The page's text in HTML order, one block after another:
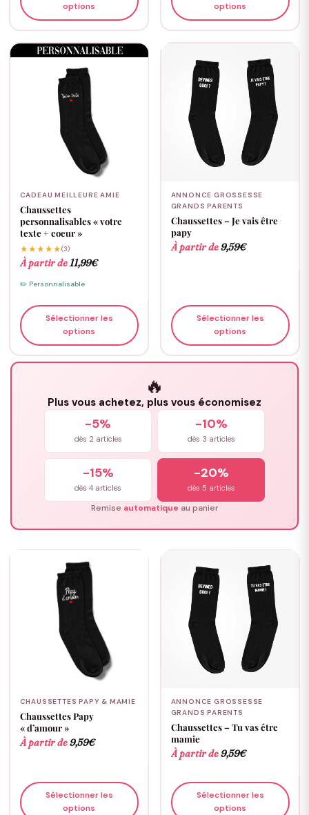
options
options
CADEAU MEILLEURE AMIE
Chaussettes
personnalisables « votre
texte + coeur »
★★★★★(3)
À partir de 11,99€
✏️ Personnalisable
Sélectionner les
options
ANNONCE GROSSESSE
GRANDS PARENTS
Chaussettes – Je vais être
papy
À partir de9,59€
Sélectionner les
options
🔥
Plus vous achetez, plus vous économisez
-5%
dès 2 articles
-10%
dès 3 articles
-15%
dès 4 articles
-20%
dès 5 articles
Remise automatique au panier
CHAUSSETTES PAPY & MAMIE
Chaussettes Papy
« d’amour »
À partir de9,59€
Sélectionner les
options
ANNONCE GROSSESSE
GRANDS PARENTS
Chaussettes – Tu vas être
mamie
À partir de9,59€
Sélectionner les
options